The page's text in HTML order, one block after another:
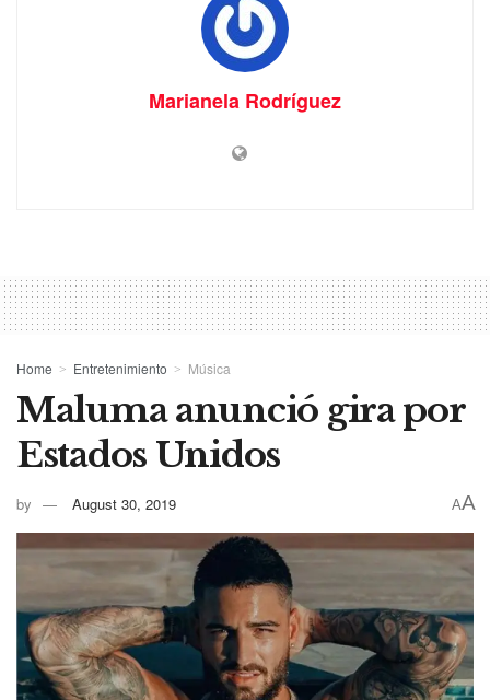
Marianela Rodríguez
Home Entretenimiento Música
Maluma anunció gira por
Estados Unidos
by August 30, 2019 AA